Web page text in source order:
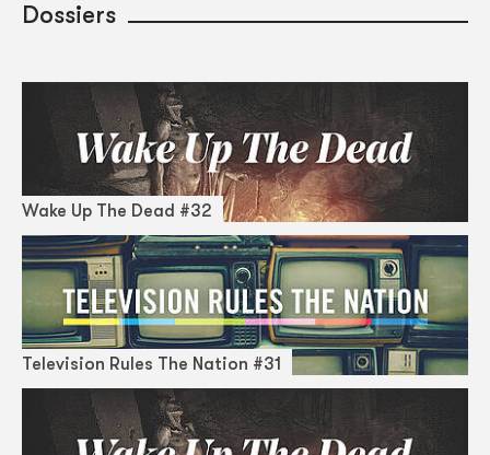
Dossiers
Wake Up The Dead #32
Television Rules The Nation #31